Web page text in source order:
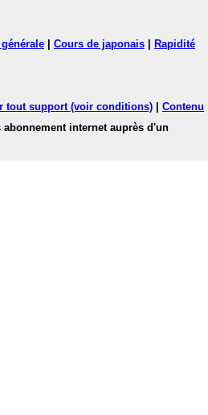
Cours de japonais
Rapidité
tout support (voir conditions)
Contenu
abonnement internet auprès d'un